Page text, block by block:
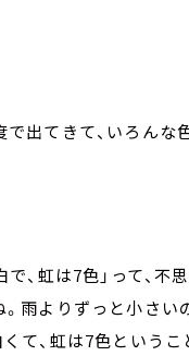
出てきて、いろんな
で、虹は7色」って、
雨よりずっと小さい
て、虹は7色というこ